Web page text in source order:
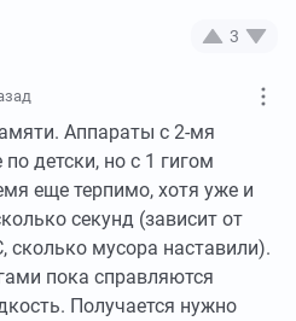
3
Аппараты с 2-мя
детски, но с 1 гигом
еще терпимо, хотя уже и
секунд (зависит от
сколько мусора наставили).
пока справляются
Получается нужно